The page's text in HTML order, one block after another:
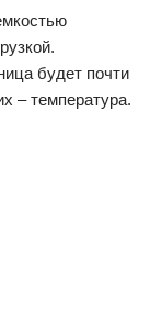
будет почти
– температура.